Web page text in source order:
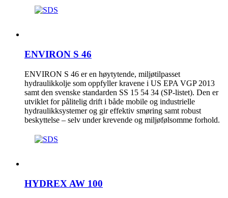
ENVIRON S 46
ENVIRON S 46 er en høytytende, miljøtilpasset
hydraulikkolje som oppfyller kravene i US EPA VGP 2013
samt den svenske standarden SS 15 54 34 (SP-listet). Den er
utviklet for pålitelig drift i både mobile og industrielle
hydraulikksystemer og gir effektiv smøring samt robust
beskyttelse – selv under krevende og miljøfølsomme forhold.
HYDREX AW 100